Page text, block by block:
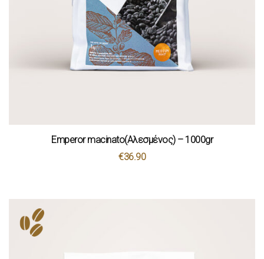
Emperor macinato(Αλεσμένος) – 1000gr
€36.90